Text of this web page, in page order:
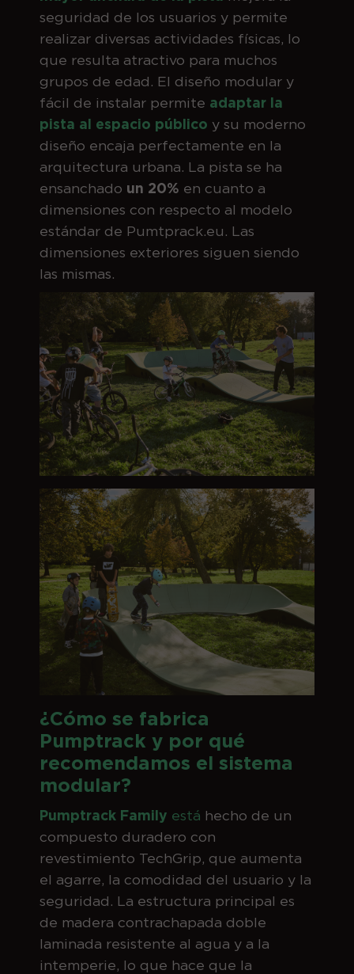
seguridad de los usuarios y permite
realizar diversas actividades físicas, lo
que resulta atractivo para muchos
grupos de edad. El diseño modular y
fácil de instalar permite adaptar la
pista al espacio público y su moderno
diseño encaja perfectamente en la
arquitectura urbana. La pista se ha
ensanchado un 20% en cuanto a
dimensiones con respecto al modelo
estándar de Pumtprack.eu. Las
dimensiones exteriores siguen siendo
las mismas.
¿Cómo se fabrica
Pumptrack y por qué
recomendamos el sistema
modular?
Pumptrack Family está hecho de un
compuesto duradero con
revestimiento TechGrip, que aumenta
el agarre, la comodidad del usuario y la
seguridad. La estructura principal es
de madera contrachapada doble
laminada resistente al agua y a la
intemperie, lo que hace que la